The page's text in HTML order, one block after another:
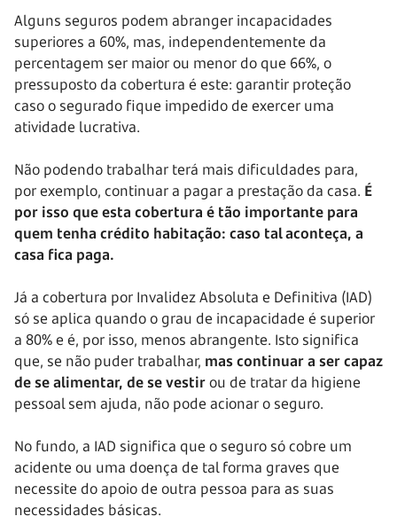
Alguns seguros podem abranger incapacidades
superiores a 60%, mas, independentemente da
percentagem ser maior ou menor do que 66%, o
pressuposto da cobertura é este: garantir proteção
caso o segurado fique impedido de exercer uma
atividade lucrativa.
Não podendo trabalhar terá mais dificuldades para,
por exemplo, continuar a pagar a prestação da casa. É
por isso que esta cobertura é tão importante para
quem tenha crédito habitação: caso tal aconteça, a
casa fica paga.
Já a cobertura por Invalidez Absoluta e Definitiva (IAD)
só se aplica quando o grau de incapacidade é superior
a 80% e é, por isso, menos abrangente. Isto significa
que, se não puder trabalhar, mas continuar a ser capaz
de se alimentar, de se vestirou de tratar da higiene
pessoal sem ajuda, não pode acionar o seguro.
No fundo, a IAD significa que o seguro só cobre um
acidente ou uma doença de tal forma graves que
necessite do apoio de outra pessoa para as suas
necessidades básicas.